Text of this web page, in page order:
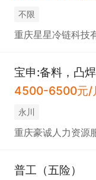
不限
重庆星星冷链科技
宝申:备料，凸
4500-6500元/
永川
重庆豪诚人力资源
普工（五险）